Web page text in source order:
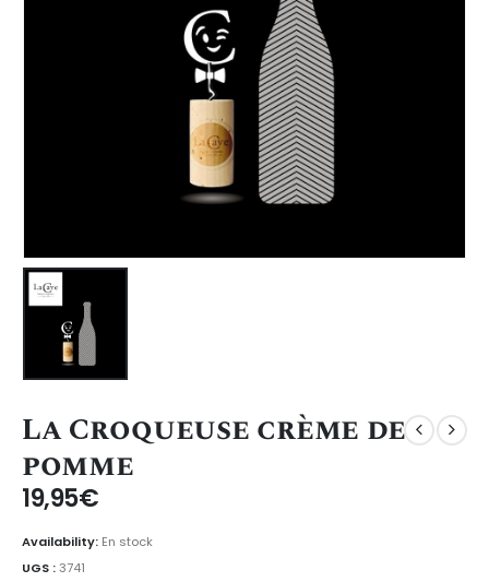
La Croqueuse crème de
pomme
19,95€
Availability: En stock
UGS :3741